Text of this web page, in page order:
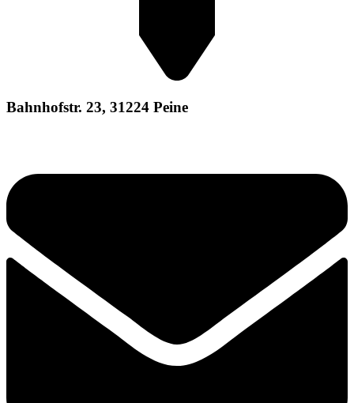
Bahnhofstr. 23, 31224 Peine